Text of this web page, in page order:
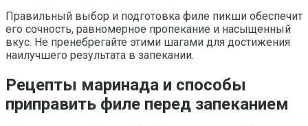
Правильный выбор и подготовка филе пикши обеспечит
его сочность, равномерное пропекание и насыщенный
вкус. Не пренебрегайте этими шагами для достижения
наилучшего результата в запекании.
Рецепты маринада и способы
приправить филе перед запеканием